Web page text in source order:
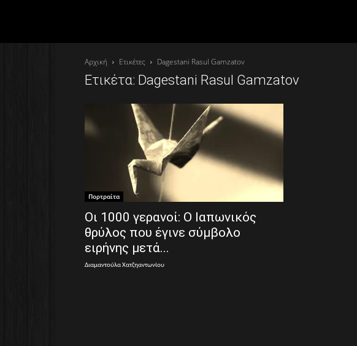
Αρχική Ετικέτες Dagestani Rasul Gamzatov
Ετικέτα: Dagestani Rasul Gamzatov
Πορτραίτα
Οι 1000 γερανοί: O Ιαπωνικός
θρύλος που έγινε σύμβολο
ειρήνης μετά...
Διαμαντούλα Χατζηαντωνίου